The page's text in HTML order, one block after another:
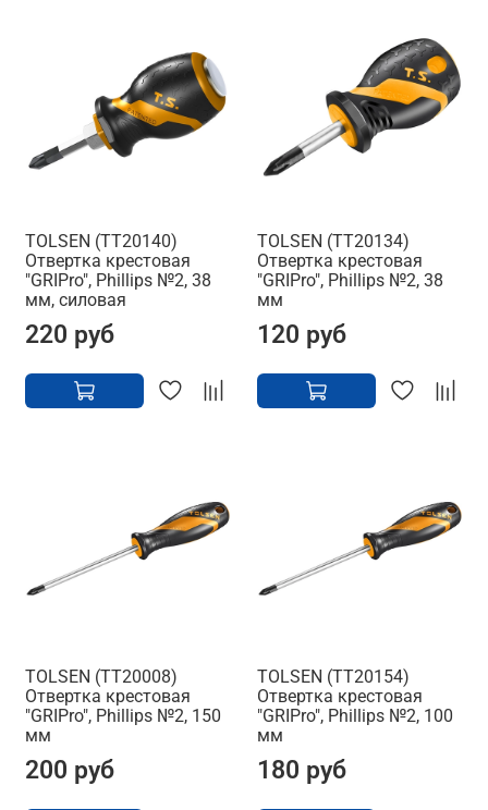
TOLSEN (TT20140)
Отвертка крестовая
"GRIPro", Phillips №2, 38
мм, силовая
220 руб
TOLSEN (TT20134)
Отвертка крестовая
"GRIPro", Phillips №2, 38
мм
120 руб
TOLSEN (TT20008)
Отвертка крестовая
"GRIPro", Phillips №2, 150
мм
200 руб
TOLSEN (TT20154)
Отвертка крестовая
"GRIPro", Phillips №2, 100
мм
180 руб